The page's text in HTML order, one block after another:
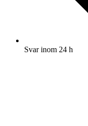
Svar inom 24 h